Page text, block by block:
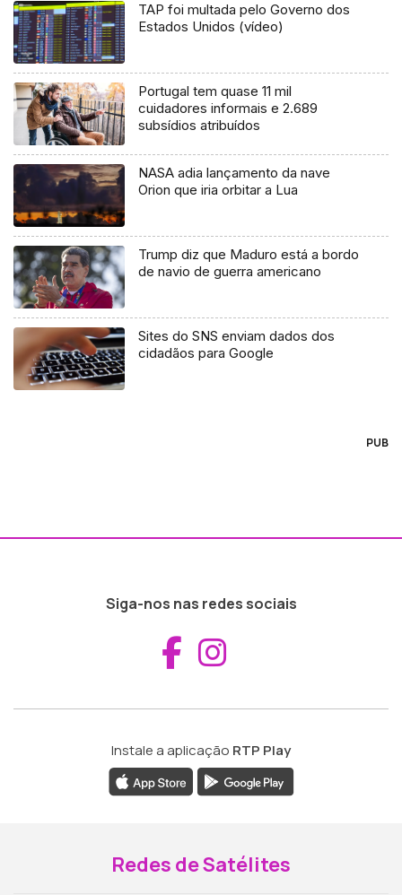
TAP foi multada pelo Governo dos
Estados Unidos (vídeo)
Portugal tem quase 11 mil
cuidadores informais e 2.689
subsídios atribuídos
NASA adia lançamento da nave
Orion que iria orbitar a Lua
Trump diz que Maduro está a bordo
de navio de guerra americano
Sites do SNS enviam dados dos
cidadãos para Google
PUB
Siga-nos nas redes sociais
Aceder ao
Instale a aplicação RTP Play
Redes de Satélites